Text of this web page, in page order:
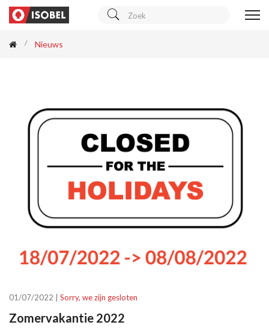
Nieuws
01/07/2022 | Sorry, we zijn gesloten
Zomervakantie 2022